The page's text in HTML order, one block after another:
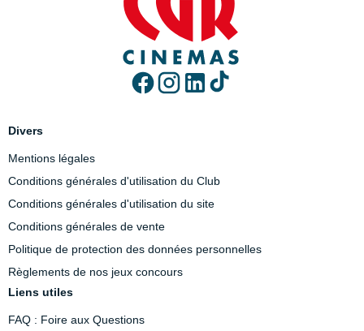
Divers
Mentions légales
Conditions générales d'utilisation du Club
Conditions générales d'utilisation du site
Conditions générales de vente
Politique de protection des données personnelles
Règlements de nos jeux concours
Liens utiles
FAQ : Foire aux Questions